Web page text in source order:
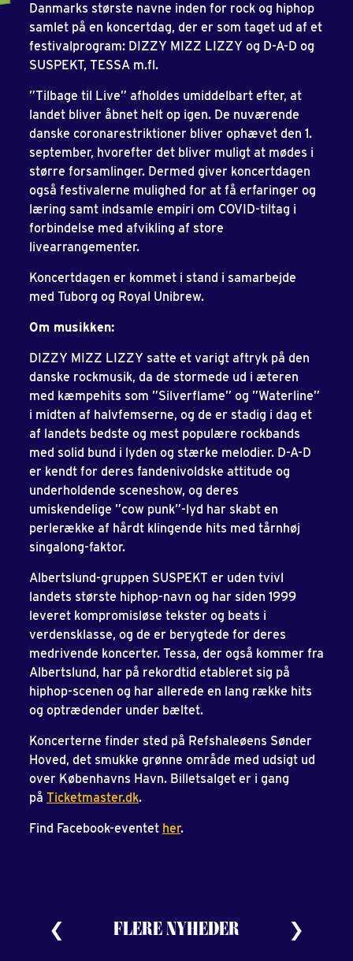
Danmarks største navne inden for rock og hiphop
samlet på en koncertdag, der er som taget ud af et
festivalprogram: DIZZY MIZZ LIZZY og D-A-D og
SUSPEKT, TESSA m.fl.
”Tilbage til Live” afholdes umiddelbart efter, at
landet bliver åbnet helt op igen. De nuværende
danske coronarestriktioner bliver ophævet den 1.
september, hvorefter det bliver muligt at mødes i
større forsamlinger. Dermed giver koncertdagen
også festivalerne mulighed for at få erfaringer og
læring samt indsamle empiri om COVID-tiltag i
forbindelse med afvikling af store
livearrangementer.
Koncertdagen er kommet i stand i samarbejde
med Tuborg og Royal Unibrew.
Om musikken:
DIZZY MIZZ LIZZY satte et varigt aftryk på den
danske rockmusik, da de stormede ud i æteren
med kæmpehits som ”Silverflame” og ”Waterline”
i midten af halvfemserne, og de er stadig i dag et
af landets bedste og mest populære rockbands
med solid bund i lyden og stærke melodier. D-A-D
er kendt for deres fandenivoldske attitude og
underholdende sceneshow, og deres
umiskendelige ”cow punk”-lyd har skabt en
perlerække af hårdt klingende hits med tårnhøj
singalong-faktor.
Albertslund-gruppen SUSPEKT er uden tvivl
landets største hiphop-navn og har siden 1999
leveret kompromisløse tekster og beats i
verdensklasse, og de er berygtede for deres
medrivende koncerter. Tessa, der også kommer fra
Albertslund, har på rekordtid etableret sig på
hiphop-scenen og har allerede en lang række hits
og optrædender under bæltet.
Koncerterne finder sted på Refshaleøens Sønder
Hoved, det smukke grønne område med udsigt ud
over Københavns Havn. Billetsalget er i gang
på Ticketmaster.dk.
Find Facebook-eventet her.
FLERE NYHEDER